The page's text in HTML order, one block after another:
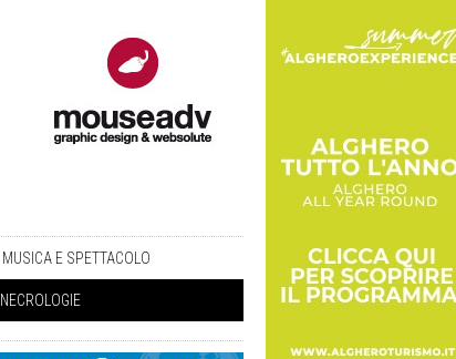
MUSICA E SPETTACOLO
NECROLOGIE